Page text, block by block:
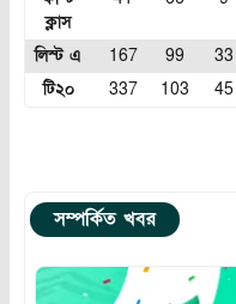
ক্লাস
লিস্ট এ 167 99 33
টি২০
337 103 45
সম্পর্কিত খবর